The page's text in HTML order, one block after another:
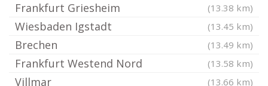
Frankfurt Griesheim (13.38 km)
Wiesbaden Igstadt (13.45 km)
Brechen (13.49 km)
Frankfurt Westend Nord (13.58 km)
Villmar (13.66 km)